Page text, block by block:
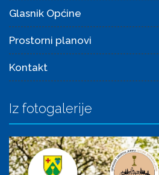
Glasnik Općine
Prostorni planovi
Kontakt
Iz fotogalerije